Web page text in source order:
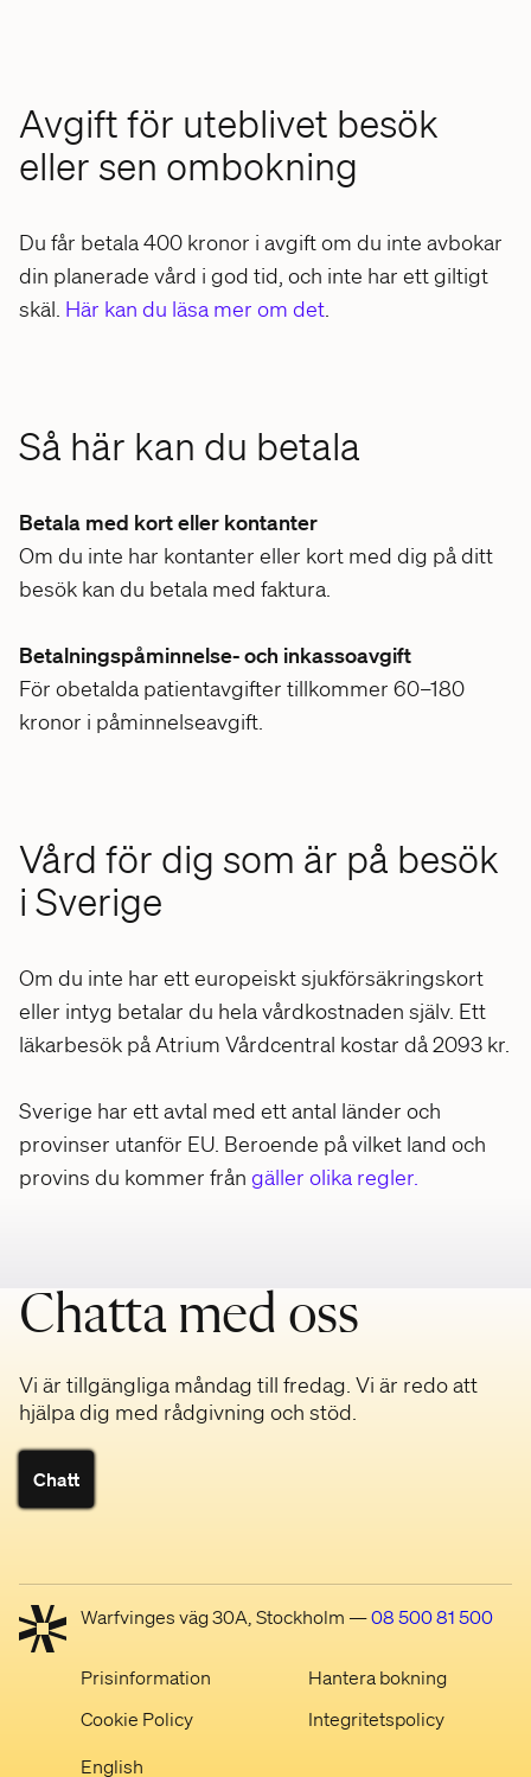
Avgift för uteblivet besök
eller sen ombokning
Du får betala 400 kronor i avgift om du inte avbokar
din planerade vård i god tid, och inte har ett giltigt
skäl. Här kan du läsa mer om det
Så här kan du betala
Betala med kort eller kontanter
Om du inte har kontanter eller kort med dig på ditt
besök kan du betala med faktura.
Betalningspåminnelse- och inkassoavgift
För obetalda patientavgifter tillkommer 60–180
kronor i påminnelseavgift.
Vård för dig som är på besök
i Sverige
Om du inte har ett europeiskt sjukförsäkringskort
eller intyg betalar du hela vårdkostnaden själv. Ett
läkarbesök på Atrium Vårdcentral kostar då 2093 kr.
Sverige har ett avtal med ett antal länder och
provinser utanför EU. Beroende på vilket land och
provins du kommer från gäller olika regler.
Chatta med oss
Vi är tillgängliga måndag till fredag. Vi är redo att
hjälpa dig med rådgivning och stöd.
Chatt
Warfvinges väg 30A, Stockholm —08 500 81 500
Prisinformation
Hantera bokning
Cookie Policy
Integritetspolicy
English